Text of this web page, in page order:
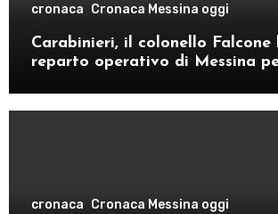
cronaca Cronaca Messina oggi
Carabinieri, il colonello Falcone
reparto operativo di Messina
cronaca Cronaca Messina oggi